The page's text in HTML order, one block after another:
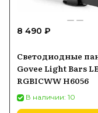
8 490 ₽
Светодиодные
Govee Light Bars
RGBICWW H6056
В наличии: 10